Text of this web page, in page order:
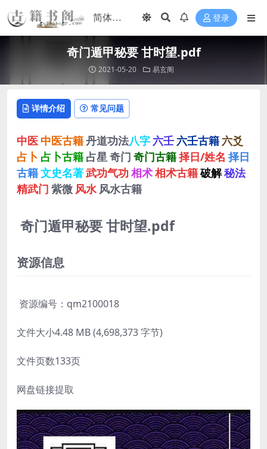
登录
奇门遁甲秘要 甘时望.pdf
2021-05-20 易玄阁
详情介绍 常见问题
中医 中医古籍丹道功法八字 六壬 六壬古籍 六爻
占卜 占卜古籍 占星 奇门 奇门古籍择日/姓名 择日
古籍文史名著武功气功 相术相术古籍破解秘法
精武门 紫微 风水 风水古籍
奇门遁甲秘要 甘时望.pdf
资源信息
资源编号：qm2100018
文件大小4.48 MB (4,698,373 字节)
文件页数133页
网盘链接提取